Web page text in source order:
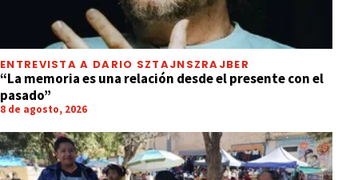
ENTREVISTA A DARIO SZTAJNSZRAJBER
“La memoria es una relación desde el presente con el
pasado”
8 de agosto, 2026